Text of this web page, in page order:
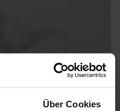
Über Cookies